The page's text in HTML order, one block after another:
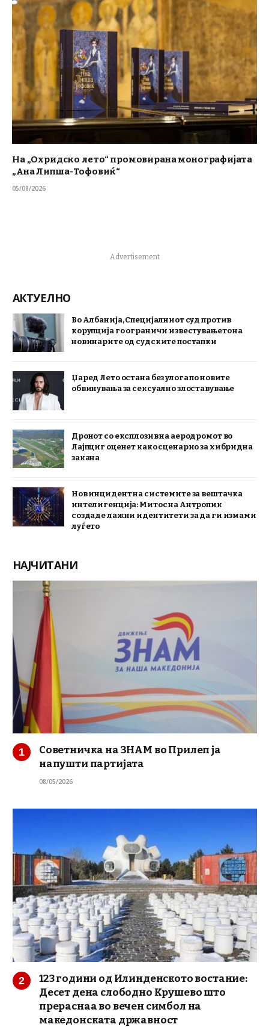
На „Охридско лето“ промовирана монографијата
„Ана Липша-Тофовиќ“
05/08/2026
Advertisement
АКТУЕЛНО
Во Албанија, Специјалниот суд против
корупција го ограничи известувањето на
новинарите од судските постапки
Џаред Лето остана без улога по новите
обвинувања за сексуално злоставување
Дронот со експлозив на аеродромот во
Лајпциг оценет како сценарио за хибридна
закана
Нов инцидент на системите за вештачка
интелигенција: Митос на Антропик
создаде лажни идентитети за да ги измами
луѓето
НАЈЧИТАНИ
Советничка на ЗНАМ во Прилеп ја
напушти партијата
08/05/2026
123 години од Илинденското востание:
Десет дена слободно Крушево што
прераснаа во вечен симбол на
македонската државност